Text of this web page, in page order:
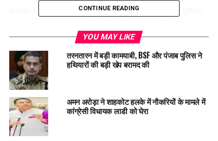
सरकार ने लोगों से अपील की है कि वे अफवाहों से दूर रहें और इस मुश्किल
कई महत्वपूर्ण सेक्टर प्रभावित हो सकते हैं, इसलिए सरकार पूरी तरह सतर्क
गौरतलब है कि इससे पहले 22 मार्च को भी Cabinet Committee on
Security की बैठक हुई थी और कुछ ही दिनों बाद फिर से यह बैठक बुलाई
गई है। यह समिति देश की राष्ट्रीय सुरक्षा और रणनीतिक मामलों पर बड़े
फैसले लेने वाली सबसे अहम संस्था है, जिसकी अध्यक्षता प्रधानमंत्री
Narendra Modi करते हैं।
CONTINUE READING
YOU MAY LIKE
तरनतारन में बड़ी कामयाबी, BSF और पंजाब पुलिस ने
हथियारों की बड़ी खेप बरामद की
अमन अरोड़ा ने शाहकोट हलके में नौकरियों के मामले में
कांग्रेसी विधायक लाडी को घेरा